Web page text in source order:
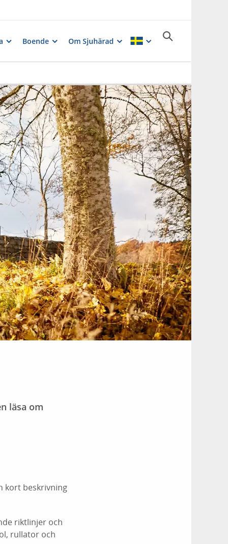
Boende Om Sjuhärad
Fotograf:Jonas Ingman
läsa om
kort beskrivning
riktlinjer och
rullator och